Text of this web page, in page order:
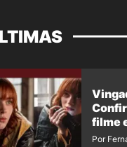
filme
Grey
Por